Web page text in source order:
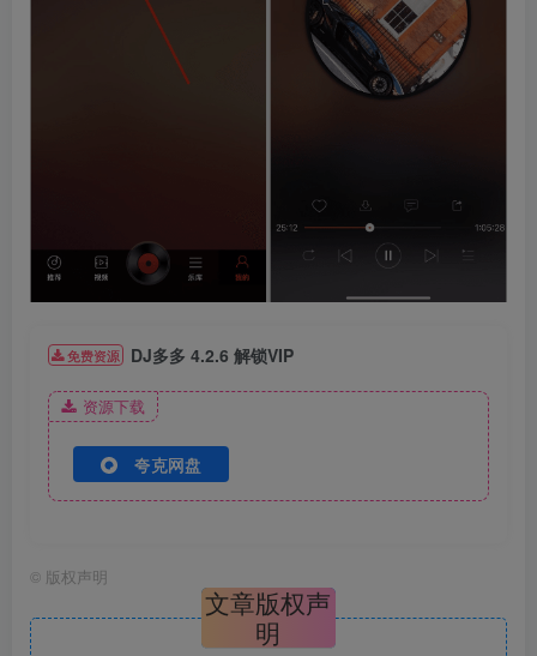
免费资源 DJ多多 4.2.6 解锁VIP
资源下载
夸克网盘
© 版权声明
文章版权声
明